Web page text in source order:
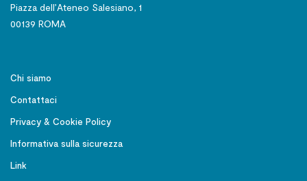
Piazza dell’Ateneo Salesiano, 1
00139 ROMA
Chi siamo
Contattaci
Privacy & Cookie Policy
Informativa sulla sicurezza
Link